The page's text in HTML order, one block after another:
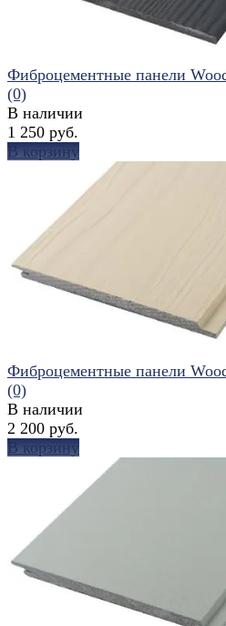
избранное
Фиброцементные панели
(0)
В наличии
1 250 руб.
В корзину
избранное
Фиброцементные панели
(0)
В наличии
2 200 руб.
В корзину